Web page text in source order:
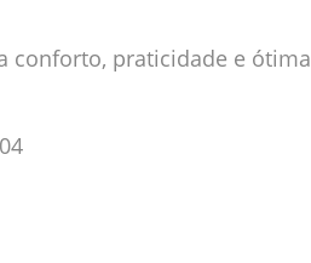
conforto, praticidade e ótima